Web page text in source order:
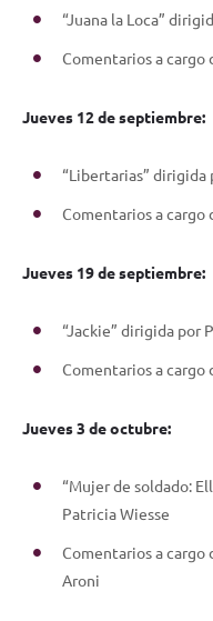
“Juana la Loca”
Comentarios a cargo
Jueves 12 de septiembre:
“Libertarias”
Comentarios a cargo
Jueves 19 de septiembre:
“Jackie” dirigida por
Comentarios a
Jueves 3 de octubre:
“Mujer de soldado:
Patricia Wiesse
Comentarios a cargo
Aroni